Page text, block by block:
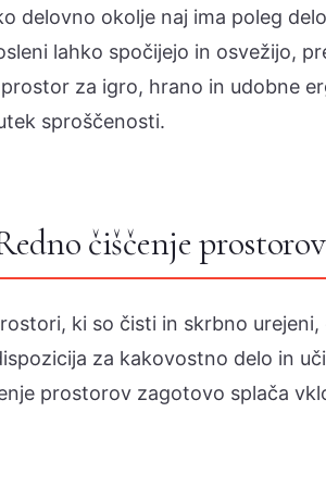
delovno okolje naj ima poleg
lahko spočijejo in osvežijo,
za igro, hrano in udobne
sproščenosti.
čiščenje prostorov
ki so čisti in skrbno
za kakovostno delo in
prostorov zagotovo splača